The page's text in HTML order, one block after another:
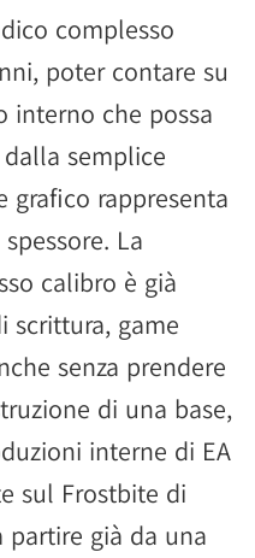
complesso
poter contare su
interno che possa
semplice
grafico rappresenta
La
calibro è già
scrittura, game
senza prendere
di una base,
interne di EA
sul Frostbite di
partire già da una